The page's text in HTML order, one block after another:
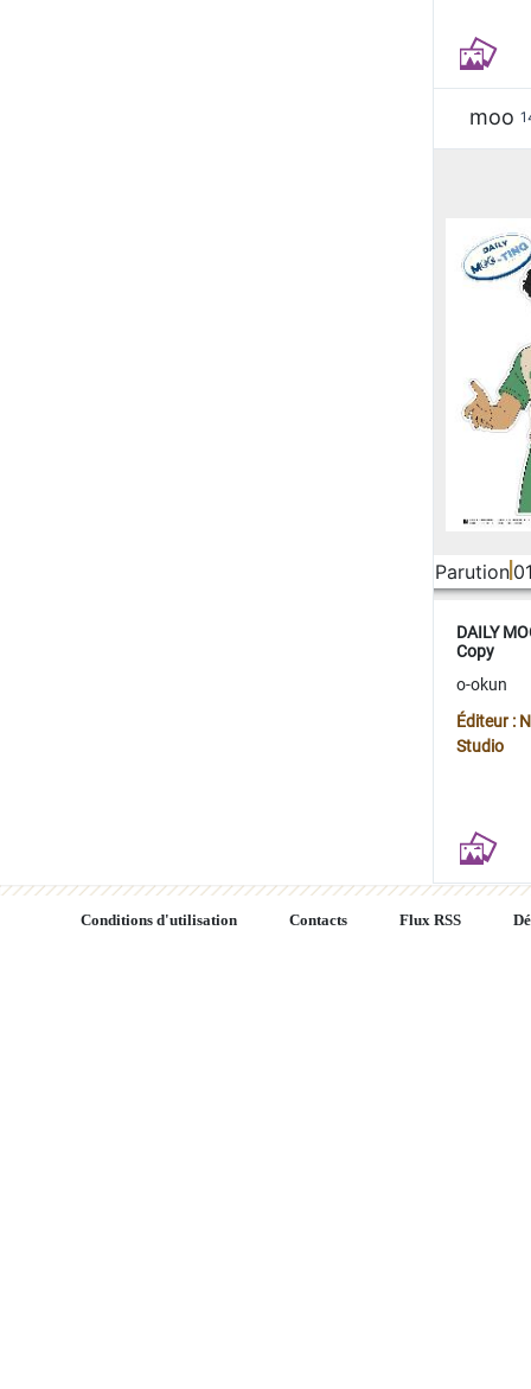
moo
Parution
DAILY
Copy
o-okun
Éditeur :
Studio
Conditions d'utilisation Contacts Flux RSS